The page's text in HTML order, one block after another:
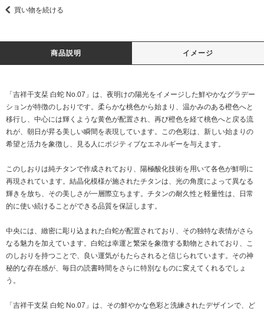
買い物を続ける
商品説明 イメージ
「吉祥干支栞 白蛇 No.07」は、夜明けの陽光をイメージした鮮やかなグラデー
ションが特徴のしおりです。柔らかな桃色から始まり、温かみのある橙色へと
移行し、中心には輝くような黄色が配置され、再び橙色を経て桃色へと戻る流
れが、朝日が昇る美しい瞬間を表現しています。この色彩は、新しい始まりの
希望と活力を象徴し、見る人にポジティブなエネルギーを与えます。
このしおりは純チタンで作成されており、陽極酸化技術を用いて各色が鮮明に
再現されています。結晶化模様が施されたチタンは、光の角度によって異なる
輝きを放ち、その美しさが一層際立ちます。チタンの耐久性と軽量性は、日常
的に使い続けることができる品質を保証します。
中央には、緻密に彫り込まれた白蛇が配置されており、その独特な表情がさら
なる魅力を加えています。白蛇は幸運と繁栄を象徴する動物とされており、こ
のしおりを持つことで、良い運気がもたらされると信じられています。その神
秘的な存在感が、毎日の読書時間をさらに特別なものに変えてくれるでしょ
う。
「吉祥干支栞 白蛇 No.07」は、その鮮やかな色彩と洗練されたデザインで、ど